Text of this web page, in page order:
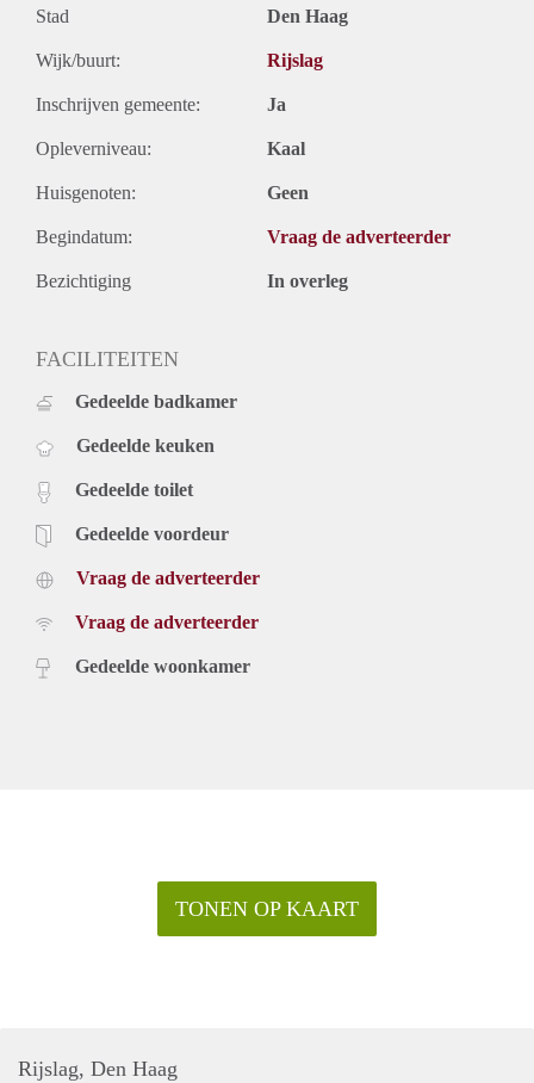
Stad Den Haag
Wijk/buurt: Rijslag
Inschrijven gemeente: Ja
Opleverniveau: Kaal
Huisgenoten: Geen
Begindatum: Vraag de adverteerder
Bezichtiging In overleg
FACILITEITEN
Gedeelde badkamer
Gedeelde keuken
Gedeelde toilet
Gedeelde voordeur
Vraag de adverteerder
Vraag de adverteerder
Gedeelde woonkamer
TONEN OP KAART
Rijslag, Den Haag